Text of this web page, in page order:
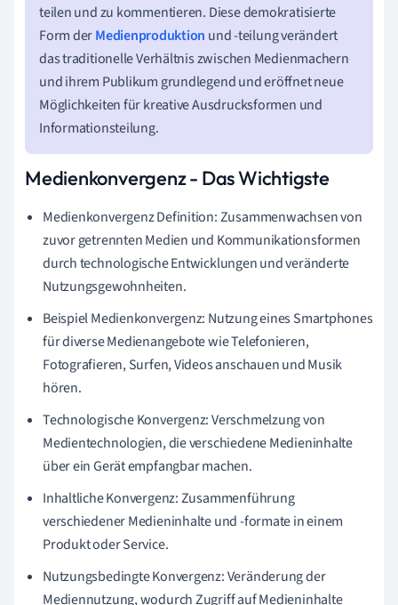
teilen und zu kommentieren. Diese demokratisierte
Form derMedienproduktion und -teilung verändert
das traditionelle Verhältnis zwischen Medienmachern
und ihrem Publikum grundlegend und eröffnet neue
Möglichkeiten für kreative Ausdrucksformen und
Informationsteilung.
Medienkonvergenz - Das Wichtigste
Medienkonvergenz Definition: Zusammenwachsen von
zuvor getrennten Medien und Kommunikationsformen
durch technologische Entwicklungen und veränderte
Nutzungsgewohnheiten.
Beispiel Medienkonvergenz: Nutzung eines Smartphones
für diverse Medienangebote wie Telefonieren,
Fotografieren, Surfen, Videos anschauen und Musik
hören.
Technologische Konvergenz: Verschmelzung von
Medientechnologien, die verschiedene Medieninhalte
über ein Gerät empfangbar machen.
Inhaltliche Konvergenz: Zusammenführung
verschiedener Medieninhalte und -formate in einem
Produkt oder Service.
Nutzungsbedingte Konvergenz: Veränderung der
Mediennutzung, wodurch Zugriff auf Medieninhalte